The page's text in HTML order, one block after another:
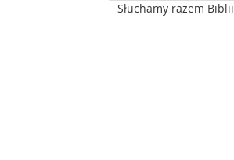
Słuchamy razem Biblii